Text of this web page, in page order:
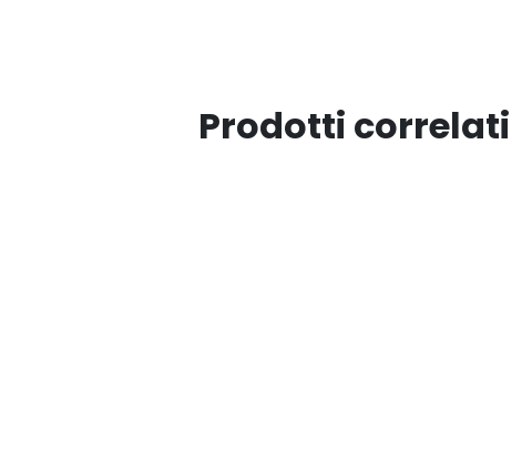
Prodotti correlati